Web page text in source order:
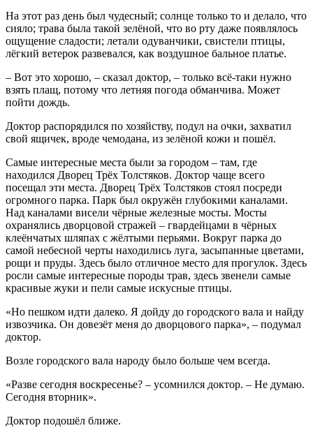
На этот раз день был чудесный; солнце только то и делало, что
сияло; трава была такой зелёной, что во рту даже появлялось
ощущение сладости; летали одуванчики, свистели птицы,
лёгкий ветерок развевался, как воздушное бальное платье.
– Вот это хорошо, – сказал доктор, – только всё-таки нужно
взять плащ, потому что летняя погода обманчива. Может
пойти дождь.
Доктор распорядился по хозяйству, подул на очки, захватил
свой ящичек, вроде чемодана, из зелёной кожи и пошёл.
Самые интересные места были за городом – там, где
находился Дворец Трёх Толстяков. Доктор чаще всего
посещал эти места. Дворец Трёх Толстяков стоял посреди
огромного парка. Парк был окружён глубокими каналами.
Над каналами висели чёрные железные мосты. Мосты
охранялись дворцовой стражей – гвардейцами в чёрных
клеёнчатых шляпах с жёлтыми перьями. Вокруг парка до
самой небесной черты находились луга, засыпанные цветами,
рощи и пруды. Здесь было отличное место для прогулок. Здесь
росли самые интересные породы трав, здесь звенели самые
красивые жуки и пели самые искусные птицы.
«Но пешком идти далеко. Я дойду до городского вала и найду
извозчика. Он довезёт меня до дворцового парка», – подумал
доктор.
Возле городского вала народу было больше чем всегда.
«Разве сегодня воскресенье? – усомнился доктор. – Не думаю.
Сегодня вторник».
Доктор подошёл ближе.